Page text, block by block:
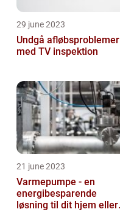
29 june 2023
Undgå afløbsproblemer
med TV inspektion
21 june 2023
Varmepumpe - en
energibesparende
løsning til dit hjem eller